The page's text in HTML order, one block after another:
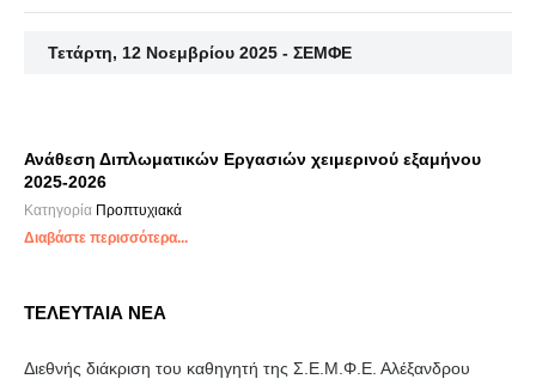
Τετάρτη, 12 Νοεμβρίου 2025 - ΣΕΜΦΕ
Ανάθεση Διπλωματικών Εργασιών χειμερινού εξαμήνου
2025-2026
Κατηγορία Προπτυχιακά
Διαβάστε περισσότερα...
ΤΕΛΕΥΤΑΙΑ ΝΕΑ
Διεθνής διάκριση του καθηγητή της Σ.Ε.Μ.Φ.Ε. Αλέξανδρου